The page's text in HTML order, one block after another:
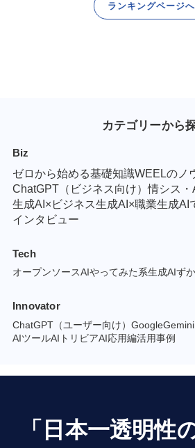
ランキングページへ
カテゴリーから
Biz
ゼロから始める基礎知識WEELのノ
ChatGPT（ビジネス向け）情シス・
生成AI×ビジネス生成AI×職業生成AI
インタビュー
Tech
オープンソースAIやってみた系生成AIず
Innovator
ChatGPT（ユーザー向け） GoogleGemini
AIツールAIトリビアAI応用編活用事例
「日本一透明性